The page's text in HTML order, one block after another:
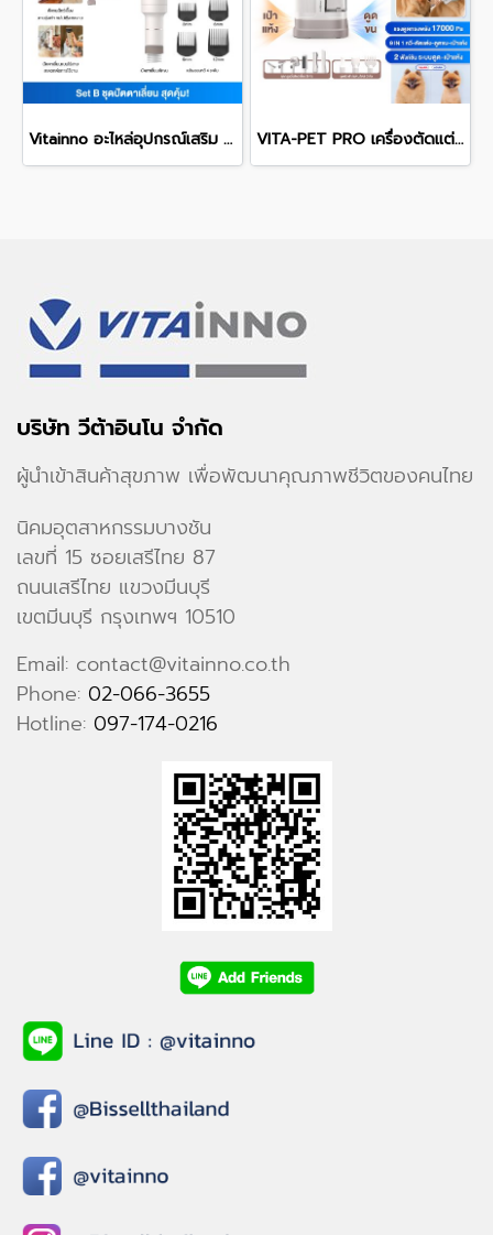
Vitainno อะไหล่อุปกรณ์เสริม รุ่น P1 และ Pet Pro ปัตตาเลี่ยนตัดขนสัตว์เลี้ยงไร้สาย แถมคลิปเปอร์รองหวี 4 ขนาด VITA-PET PRO เครื่องตัดแต่งและเป่าขนสัตว์เอนกประสงค์
บริษัท วีต้าอินโน จำกัด
ผู้นำเข้าสินค้าสุขภาพ เพื่อพัฒนาคุณภาพชีวิตของคนไทย
นิคมอุตสาหกรรมบางชัน
เลขที่ 15 ซอยเสรีไทย 87
ถนนเสรีไทย แขวงมีนบุรี
เขตมีนบุรี กรุงเทพฯ 10510
Email: contact@vitainno.co.th
Phone: 02-066-3655
Hotline: 097-174-0216